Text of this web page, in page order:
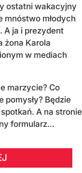
ostatni wakacyjny
mnóstwo młodych
A ja i prezydent
żona Karola
w mediach
marzycie? Co
pomysły? Będzie
A na stronie
formularz...